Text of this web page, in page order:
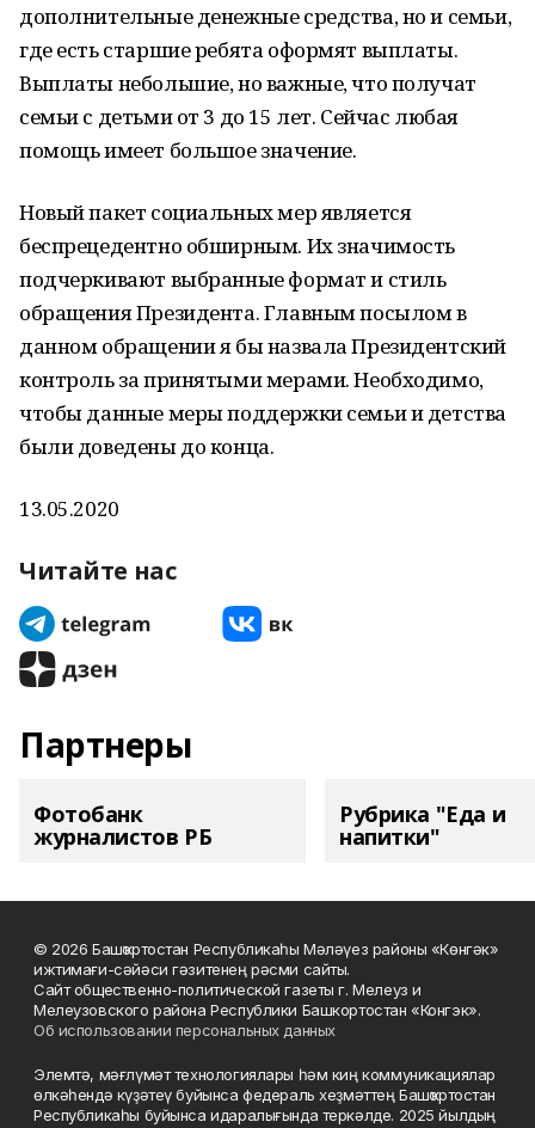
дополнительные денежные средства, но и семьи,
где есть старшие ребята оформят выплаты.
Выплаты небольшие, но важные, что получат
семьи с детьми от 3 до 15 лет. Сейчас любая
помощь имеет большое значение.
Новый пакет социальных мер является
беспрецедентно обширным. Их значимость
подчеркивают выбранные формат и стиль
обращения Президента. Главным посылом в
данном обращении я бы назвала Президентский
контроль за принятыми мерами. Необходимо,
чтобы данные меры поддержки семьи и детства
были доведены до конца.
13.05.2020
Читайте нас
Партнеры
Фотобанк
журналистов РБ
Рубрика "Еда и
напитки"
© 2026 Башҡортостан Республикаһы Мәләүез районы «Көнгәк»
ижтимағи-сәйәси гәзитенең рәсми сайты.
Сайт общественно-политической газеты г. Мелеуз и
Мелеузовского района Республики Башкортостан «Конгэк».
Об использовании персональных данных
Элемтә, мәғлүмәт технологиялары һәм киң коммуникациялар
өлкәһендә күҙәтеү буйынса федераль хеҙмәттең Башҡортостан
Республикаһы буйынса идаралығында теркәлде. 2025 йылдың